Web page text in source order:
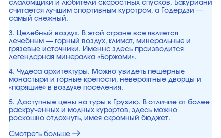
слаломщики и любители скоростных спусков. Бакуриани
считается лучшим спортивным куротром, а Годердзи —
самый снежный.
3. Целебный воздух. В этой стране все является
лечебным — горный воздух, климат, минеральные и
грязевые источники. Именно здесь производится
легендарная минералка «Боржоми».
4. Чудеса архитектуры. Можно увидеть пещерные
монастыри и горные крепости, невероятные дворцы и
«парящие» в воздухе поселения.
5. Доступные цены на туры в Грузию. В отличие от более
раскрученных и модных курортов, здесь можно
роскошно отдохнуть, имея скромный бюджет.
Смотреть больше